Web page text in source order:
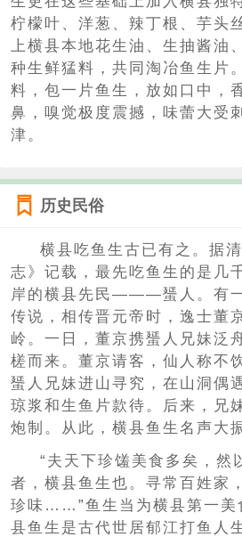
柠檬叶、洋葱、辣丁根、芋头
上横县本地花生油、生抽酱油
种生鲜猛料，共同淘冶鱼生片
料，包一片鱼生，放如口中，
鼻，嗅觉极度震撼，味蕾大受
津。
历史民俗
横县吃鱼生古已有之。据
志》记载，最先吃鱼生的是几
岸的横县先民———蜑人。有
传说，相传晋元帝时，逸士董
岭。一日，董京携蜑人兄妹泛
槎而来。董京请客，仙人称不
蜑人兄妹进山寻究，在山洞偶
琼浆和生鱼片款待。后来，兄
炮制。从此，横县鱼生名声大
“夫天下珍馐美食多矣，然
者，横县鱼生也。寻常百姓家
珍味……”鱼生当为横县第一美
县鱼生是古代世居郁江打鱼人